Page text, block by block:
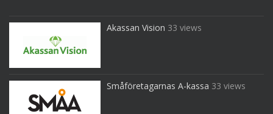
Akassan Vision 33 views
Småföretagarnas A-kassa 33 views